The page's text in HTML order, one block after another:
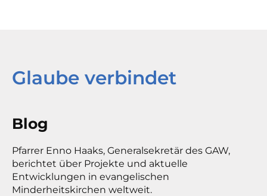
Glaube verbindet
Blog
Pfarrer Enno Haaks, Generalsekretär des GAW,
berichtet über Projekte und aktuelle
Entwicklungen in evangelischen
Minderheitskirchen weltweit.